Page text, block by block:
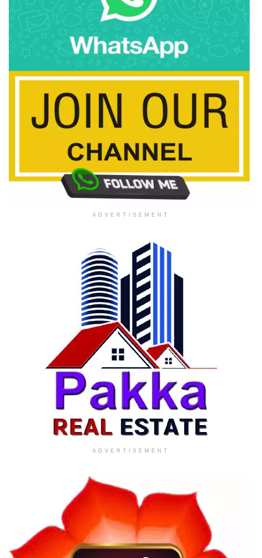
ADVERTISEMENT
ADVERTISEMENT